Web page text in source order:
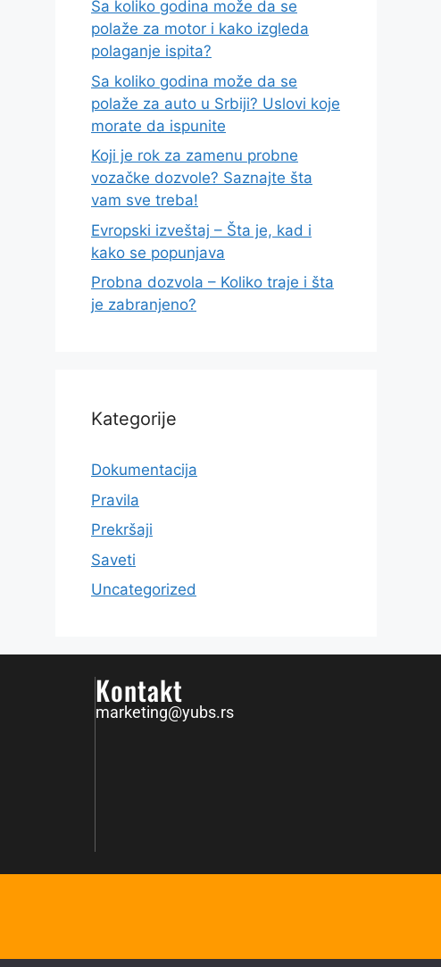
Sa koliko godina može da se
polaže za motor i kako izgleda
polaganje ispita?
Sa koliko godina može da se
polaže za auto u Srbiji? Uslovi koje
morate da ispunite
Koji je rok za zamenu probne
vozačke dozvole? Saznajte šta
vam sve treba!
Evropski izveštaj – Šta je, kad i
kako se popunjava
Probna dozvola – Koliko traje i šta
je zabranjeno?
Kategorije
Dokumentacija
Pravila
Prekršaji
Saveti
Uncategorized
Kontakt
marketing@yubs.rs